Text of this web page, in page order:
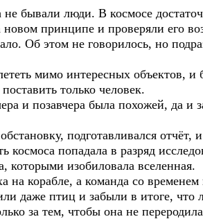
бывали люди. В космосе
новом принципе и проверяли его
Об этом не говорилось, но
мимо интересных объектов, и
только человек.
и позавчера была похожей, да и
подготавливался отчёт,
попадала в разряд
которыми изобиловала вселенная.
на корабле, а команда со
даже птиц и забыли в итоге, что
за тем, чтобы она не